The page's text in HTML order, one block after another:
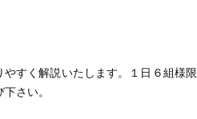
すく解説いたします。１日６組様限
さい。